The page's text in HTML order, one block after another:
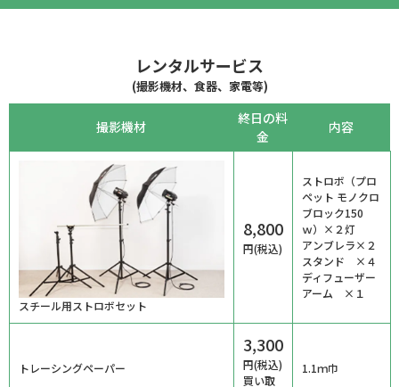
レンタルサービス
(撮影機材、食器、家電等)
撮影機材
終日の料
金
内容
スチール用ストロボセット
8,800
円(税込)
ストロボ（プロ
ペット モノクロ
ブロック150
ｗ）×２灯
アンブレラ×２
スタンド ×４
ディフューザー
アーム ×１
トレーシングペーパー
3,300
円(税込)
買い取
1.1ｍ巾